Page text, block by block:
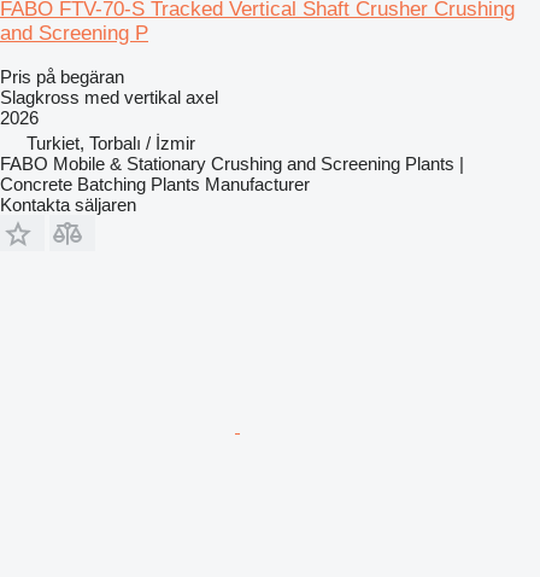
FABO FTV-70-S Tracked Vertical Shaft Crusher Crushing
and Screening P
Pris på begäran
Slagkross med vertikal axel
2026
Turkiet, Torbalı / İzmir
FABO Mobile & Stationary Crushing and Screening Plants |
Concrete Batching Plants Manufacturer
Kontakta säljaren